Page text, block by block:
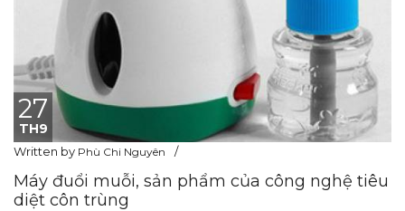
27
TH9
Written by Phù Chi Nguyên
Máy đuổi muỗi, sản phẩm của công nghệ tiêu
diệt côn trùng